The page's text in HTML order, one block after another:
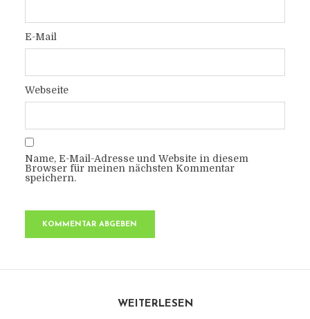
E-Mail
Webseite
Name, E-Mail-Adresse und Website in diesem
Browser für meinen nächsten Kommentar
speichern.
WEITERLESEN